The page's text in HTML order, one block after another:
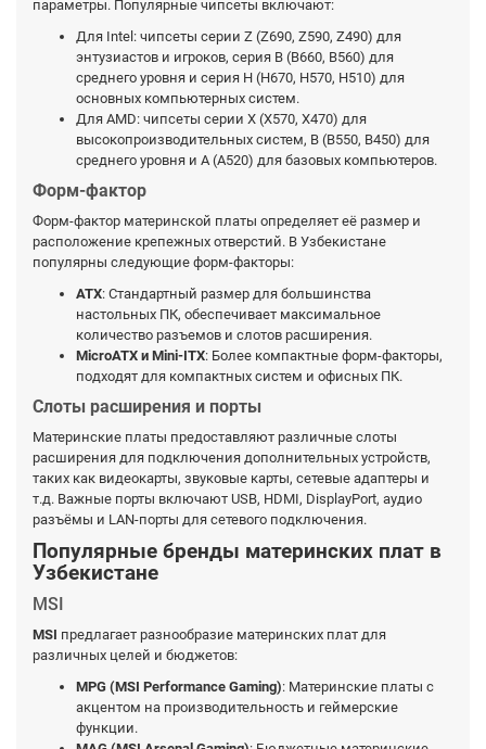
параметры. Популярные чипсеты включают:
Для Intel: чипсеты серии Z (Z690, Z590, Z490) для
энтузиастов и игроков, серия B (B660, B560) для
среднего уровня и серия H (H670, H570, H510) для
основных компьютерных систем.
Для AMD: чипсеты серии X (X570, X470) для
высокопроизводительных систем, B (B550, B450) для
среднего уровня и A (A520) для базовых компьютеров.
Форм-фактор
Форм-фактор материнской платы определяет её размер и
расположение крепежных отверстий. В Узбекистане
популярны следующие форм-факторы:
ATX: Стандартный размер для большинства
настольных ПК, обеспечивает максимальное
количество разъемов и слотов расширения.
MicroATX и Mini-ITX: Более компактные форм-факторы,
подходят для компактных систем и офисных ПК.
Слоты расширения и порты
Материнские платы предоставляют различные слоты
расширения для подключения дополнительных устройств,
таких как видеокарты, звуковые карты, сетевые адаптеры и
т.д. Важные порты включают USB, HDMI, DisplayPort, аудио
разъёмы и LAN-порты для сетевого подключения.
Популярные бренды материнских плат в
Узбекистане
MSI
MSI предлагает разнообразие материнских плат для
различных целей и бюджетов:
MPG (MSI Performance Gaming): Материнские платы с
акцентом на производительность и геймерские
функции.